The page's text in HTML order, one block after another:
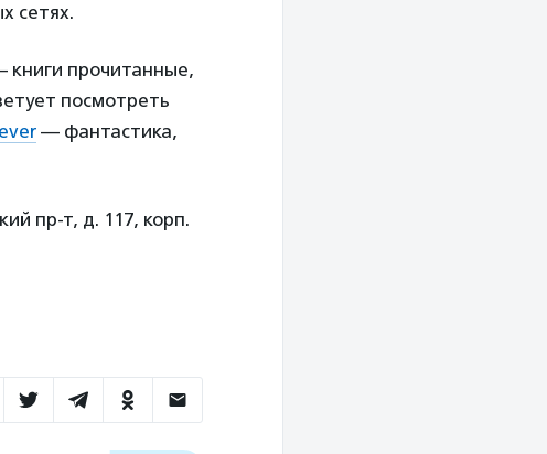
сетях.
книги прочитанные,
посмотреть
— фантастика,
пр-т, д. 117, корп.